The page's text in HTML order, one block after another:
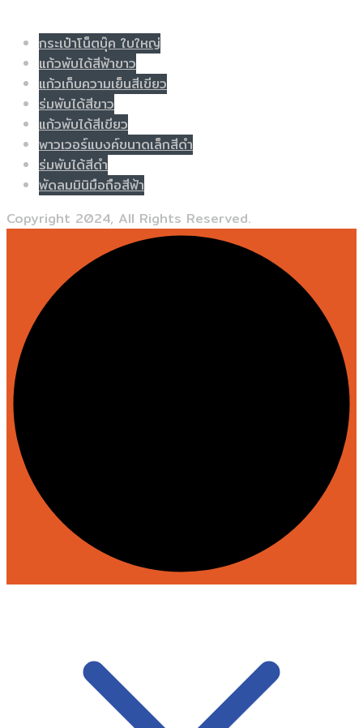
กระเป๋าโน็ตบุ๊ค ใบใหญ่
แก้วพับได้สีฟ้าขาว
แก้วเก็บความเย็นสีเขียว
ร่มพับได้สีขาว
แก้วพับได้สีเขียว
พาวเวอร์แบงค์ขนาดเล็กสีดำ
ร่มพับได้สีดำ
พัดลมมินิมือถือสีฟ้า
Copyright 2024, All Rights Reserved.